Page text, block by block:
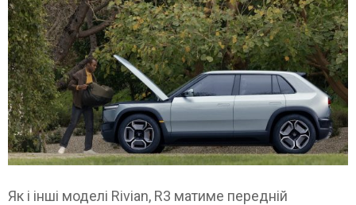
Як і інші моделі Rivian, R3 матиме передній